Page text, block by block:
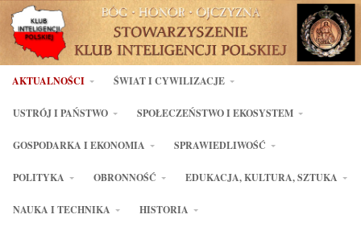
AKTUALNOŚCI ŚWIAT I CYWILIZACJE
USTRÓJ I PAŃSTWO SPOŁECZEŃSTWO I EKOSYSTEM
GOSPODARKA I EKONOMIA SPRAWIEDLIWOŚĆ
POLITYKA OBRONNOŚĆ EDUKACJA, KULTURA, SZTUKA
NAUKA I TECHNIKA HISTORIA